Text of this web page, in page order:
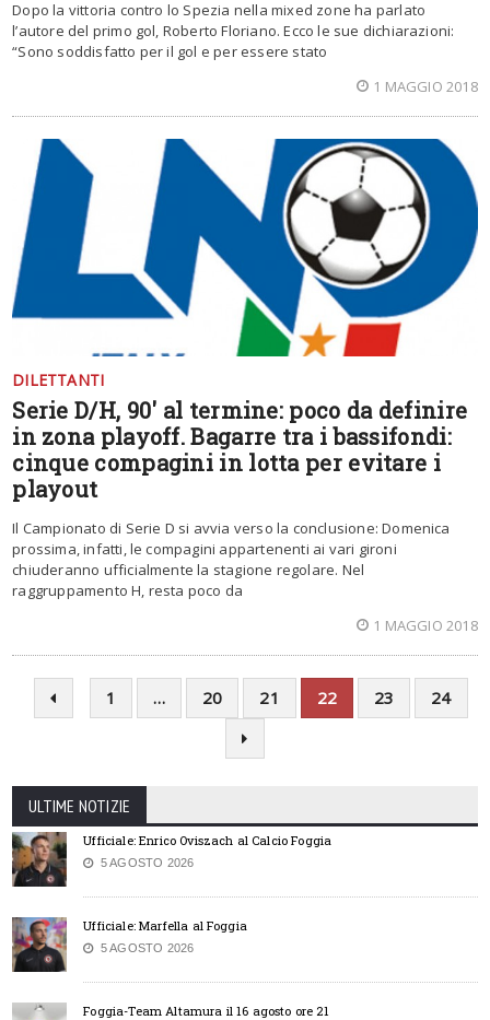
Dopo la vittoria contro lo Spezia nella mixed zone ha parlato
l’autore del primo gol, Roberto Floriano. Ecco le sue dichiarazioni:
“Sono soddisfatto per il gol e per essere stato
1 MAGGIO 2018
DILETTANTI
Serie D/H, 90′ al termine: poco da definire
in zona playoff. Bagarre tra i bassifondi:
cinque compagini in lotta per evitare i
playout
Il Campionato di Serie D si avvia verso la conclusione: Domenica
prossima, infatti, le compagini appartenenti ai vari gironi
chiuderanno ufficialmente la stagione regolare. Nel
raggruppamento H, resta poco da
1 MAGGIO 2018
1 … 20 21 22 23 24
ULTIME NOTIZIE
Ufficiale: Enrico Oviszach al Calcio Foggia
5 AGOSTO 2026
Ufficiale: Marfella al Foggia
5 AGOSTO 2026
Foggia-Team Altamura il 16 agosto ore 21